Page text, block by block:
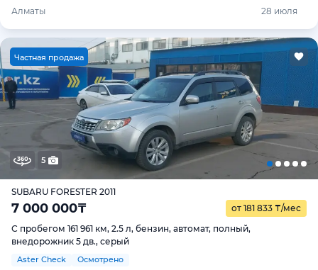
Алматы 28 июля
Частная продажа
5
SUBARU FORESTER 2011
7 000 000₸ от 181 833 ₸/мес
С пробегом 161 961 км, 2.5 л, бензин, автомат, полный,
внедорожник 5 дв., серый
Aster Check Осмотрено